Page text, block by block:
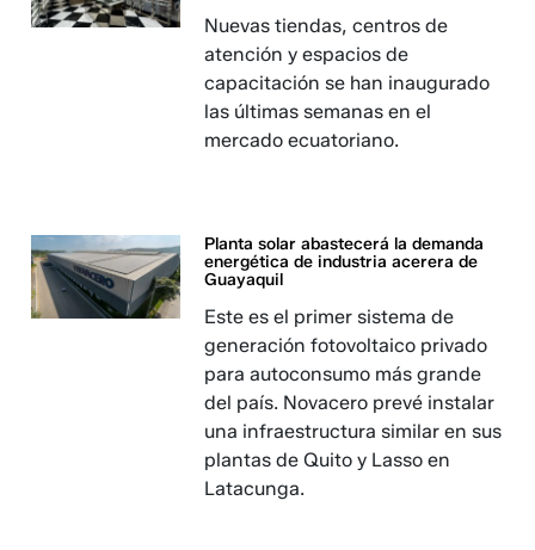
Nuevas tiendas, centros de
atención y espacios de
capacitación se han inaugurado
las últimas semanas en el
mercado ecuatoriano.
Planta solar abastecerá la demanda
energética de industria acerera de
Guayaquil
Este es el primer sistema de
generación fotovoltaico privado
para autoconsumo más grande
del país. Novacero prevé instalar
una infraestructura similar en sus
plantas de Quito y Lasso en
Latacunga.